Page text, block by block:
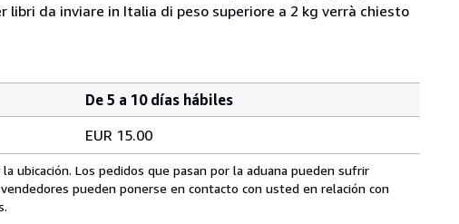
da inviare in Italia di peso superiore a 2 kg verrà chiesto
De 5 a 10 días hábiles
EUR 15.00
Los pedidos que pasan por la aduana pueden sufrir
pueden ponerse en contacto con usted en relación con